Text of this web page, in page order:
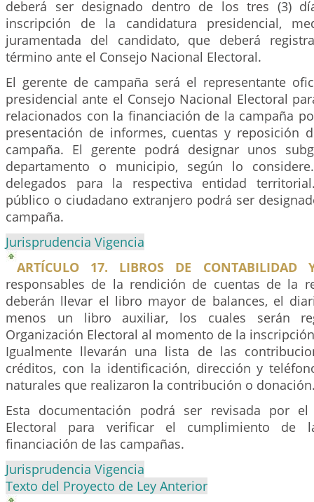
deberá ser designado dentro de los tres (3)
inscripción de la candidatura presidencial,
juramentada del candidato, que deberá
término ante el Consejo Nacional Electoral.
El gerente de campaña será el representante
presidencial ante el Consejo Nacional Electoral
relacionados con la financiación de la campaña
presentación de informes, cuentas y reposición
campaña. El gerente podrá designar unos
departamento o municipio, según lo
delegados para la respectiva entidad
público o ciudadano extranjero podrá ser
campaña.
Jurisprudencia Vigencia
ARTÍCULO 17. LIBROS DE CONTABILIDAD Y
responsables de la rendición de cuentas de la
deberán llevar el libro mayor de balances, el
menos un libro auxiliar, los cuales serán
Organización Electoral al momento de la
Igualmente llevarán una lista de las
créditos, con la identificación, dirección y
naturales que realizaron la contribución o
Esta documentación podrá ser revisada por el
Electoral para verificar el cumplimiento de
financiación de las campañas.
Jurisprudencia Vigencia
Texto del Proyecto de Ley Anterior